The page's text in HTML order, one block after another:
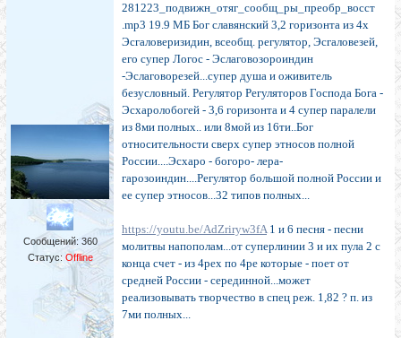
Сообщений: 360
Статус: Offline
281223_подвижн_отяг_сообщ_ры_преобр_восст
.mp3 19.9 МБ Бог славянский 3,2 горизонта из 4х
Эсгаловеризидин, всеобщ. регулятор, Эсгаловезей,
его супер Логос - Эслаговозороиндин
-Эслаговорезей...супер душа и оживитель
безусловный. Регулятор Регуляторов Господа Бога -
Эсхаролобогей - 3,6 горизонта и 4 супер паралели
из 8ми полных.. или 8мой из 16ти..Бог
относительности сверх супер этносов полной
России....Эсхаро - богоро- лера-
гарозоиндин....Регулятор большой полной России и
ее супер этносов...32 типов полных...
https://youtu.be/AdZriryw3fA1 и 6 песня - песни
молитвы напополам...от суперлинии 3 и их пула 2 с
конца счет - из 4рех по 4ре которые - поет от
средней России - серединной...может
реализовывать творчество в спец реж. 1,82 ? п. из
7ми полных...